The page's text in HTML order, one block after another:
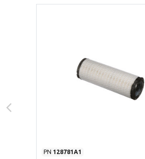
PN 128781A1